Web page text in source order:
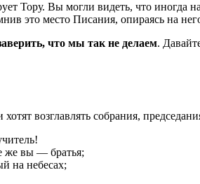
Тору. Вы могли видеть, что
это место Писания, опираясь на
что мы так не делаем.
возглавлять собрания,
же вы — братья;
на небесах;